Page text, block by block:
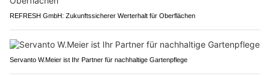
REFRESH GmbH: Zukunftssicherer Werterhalt für Oberflächen
Servanto W.Meier ist Ihr Partner für nachhaltige Gartenpflege